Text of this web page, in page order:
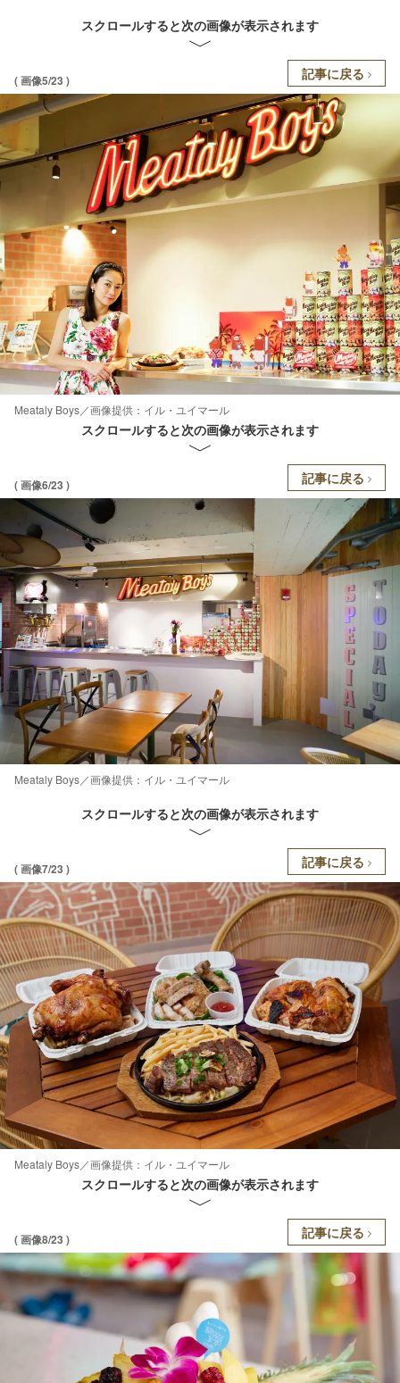
スクロールすると次の画像が表示されます
( 画像5/23 ) 記事に戻る
Meataly Boys／画像提供：イル・ユイマール
スクロールすると次の画像が表示されます
( 画像6/23 ) 記事に戻る
Meataly Boys／画像提供：イル・ユイマール
スクロールすると次の画像が表示されます
( 画像7/23 ) 記事に戻る
Meataly Boys／画像提供：イル・ユイマール
スクロールすると次の画像が表示されます
( 画像8/23 ) 記事に戻る